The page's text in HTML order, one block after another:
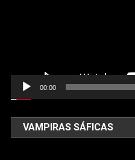
00:00
VAMPIRAS SÁFICAS